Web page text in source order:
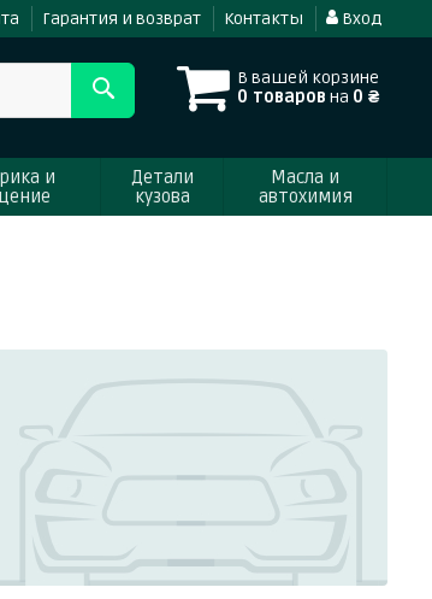
Гарантия и возврат Контакты Вход
В вашей корзине
0 товаров на 0 ₴
и
Детали
кузова
Масла и
автохимия